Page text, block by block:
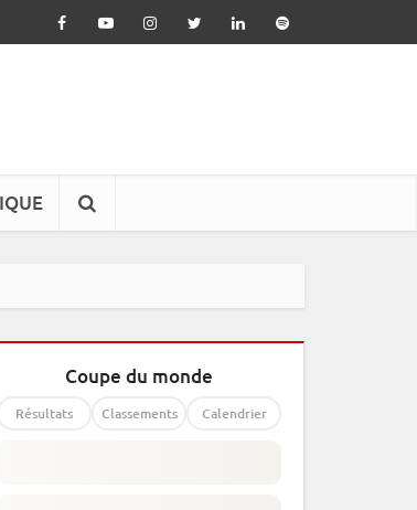
Coupe du monde
Résultats Classements Calendrier